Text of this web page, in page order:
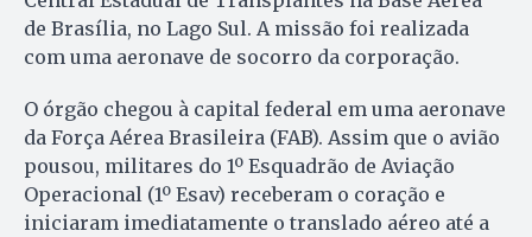
de Brasília, no Lago Sul. A missão foi realizada
com uma aeronave de socorro da corporação.
O órgão chegou à capital federal em uma aeronave
da Força Aérea Brasileira (FAB). Assim que o avião
pousou, militares do 1º Esquadrão de Aviação
Operacional (1º Esav) receberam o coração e
iniciaram imediatamente o translado aéreo até a